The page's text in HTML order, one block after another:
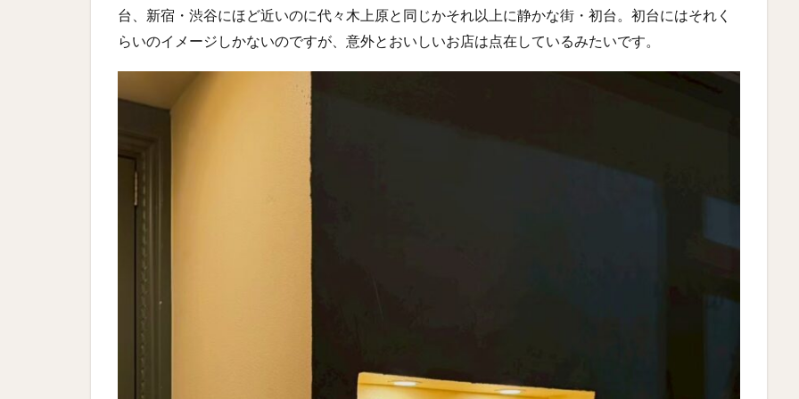
台、新宿・渋谷にほど近いのに代々木上原と同じかそれ以上に静かな街・初台。初台にはそれく
らいのイメージしかないのですが、意外とおいしいお店は点在しているみたいです。